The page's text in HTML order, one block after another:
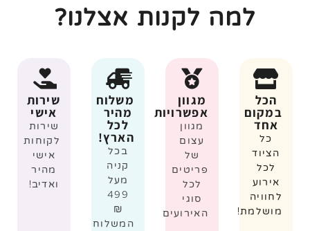
למה לקנות אצלנו?
הכל
במקום
אחד
כל
הציוד
לכל
אירוע
לחוויה
מושלמת!
מגוון
אפשרויות
מגוון
עצום
של
פריטים
לכל
סוגי
האירועים
משלוח
מהיר
לכל
הארץ!
בכל
קניה
מעל
499
₪
המשלוח
שירות
אישי
שירות
לקוחות
אישי
מהיר
ואדיב!